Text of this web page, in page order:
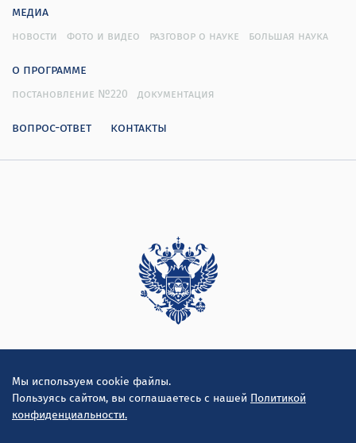
Мы используем cookie файлы.
Пользуясь сайтом, вы соглашаетесь с нашей Политикой
конфиденциальности.
медиа
новости фото и видео разговор о науке большая наука
о программе
постановление №220 документация
вопрос-ответ контакты